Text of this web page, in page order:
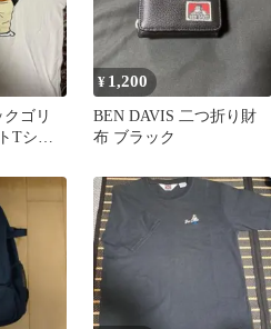
ゴリ
Tシャ
¥ 1,200
BEN DAVIS 二つ折り財
布 ブラック